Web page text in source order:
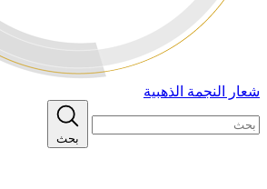
شعار النجمة الذهبية
بحث